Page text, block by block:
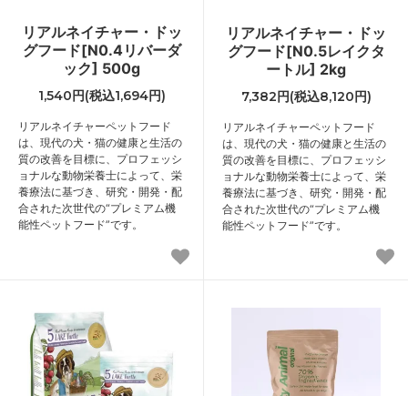
リアルネイチャー・ドッ
グフード[N0.4リバーダ
ック] 500g
1,540円(税込1,694円)
リアルネイチャーペットフード
は、現代の犬・猫の健康と生活の
質の改善を目標に、プロフェッシ
ョナルな動物栄養士によって、栄
養療法に基づき、研究・開発・配
合された次世代の“プレミアム機
能性ペットフード”です。
リアルネイチャー・ドッ
グフード[N0.5レイクタ
ートル] 2kg
7,382円(税込8,120円)
リアルネイチャーペットフード
は、現代の犬・猫の健康と生活の
質の改善を目標に、プロフェッシ
ョナルな動物栄養士によって、栄
養療法に基づき、研究・開発・配
合された次世代の“プレミアム機
能性ペットフード”です。